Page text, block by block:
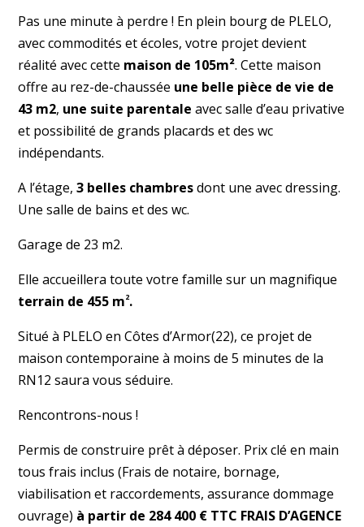
Pas une minute à perdre ! En plein bourg de PLELO,
avec commodités et écoles, votre projet devient
réalité avec cette maison de 105m². Cette maison
offre au rez-de-chaussée une belle pièce de vie de
43 m2, une suite parentale avec salle d’eau privative
et possibilité de grands placards et des wc
indépendants.
A l’étage,3 belles chambresdont une avec dressing.
Une salle de bains et des wc.
Garage de 23 m2.
Elle accueillera toute votre famille sur un magnifique
terrain de 455 m2.
Situé à PLELO en Côtes d’Armor(22), ce projet de
maison contemporaine à moins de 5 minutes de la
RN12 saura vous séduire.
Rencontrons-nous !
Permis de construire prêt à déposer. Prix clé en main
tous frais inclus (Frais de notaire, bornage,
viabilisation et raccordements, assurance dommage
ouvrage) à partir de 284 400 € TTC FRAIS D’AGENCE